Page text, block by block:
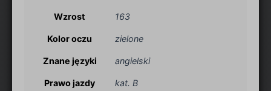
Wzrost 163
Kolor oczu zielone
Znane języki angielski
Prawo jazdy kat. B